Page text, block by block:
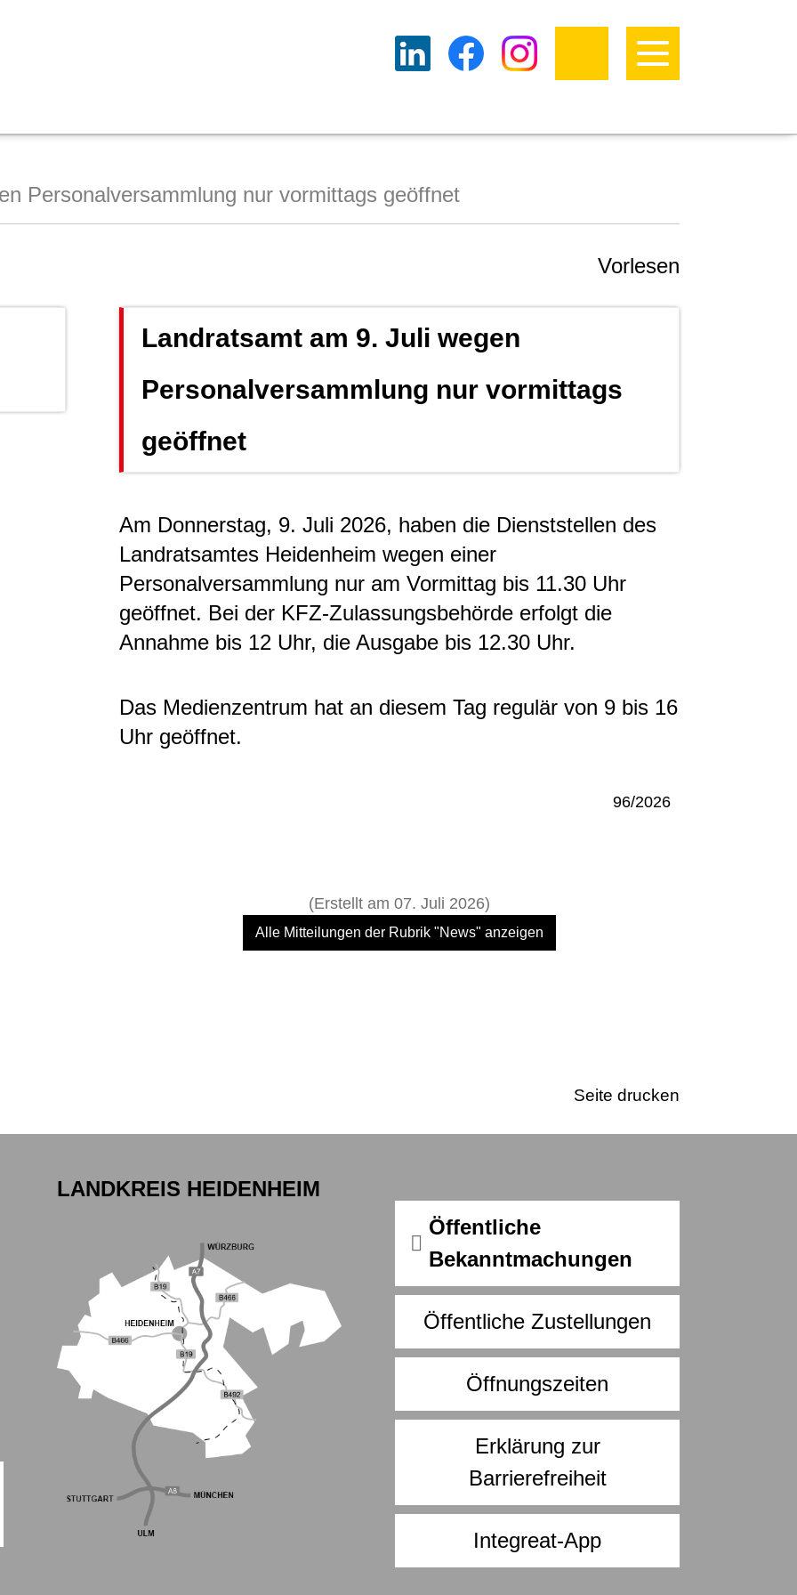
Personalversammlung nur vormittags geöffnet
Vorlesen
Landratsamt am 9. Juli wegen
Personalversammlung nur vormittags
geöffnet
Am Donnerstag, 9. Juli 2026, haben die Dienststellen des
Landratsamtes Heidenheim wegen einer
Personalversammlung nur am Vormittag bis 11.30 Uhr
geöffnet. Bei der KFZ-Zulassungsbehörde erfolgt die
Annahme bis 12 Uhr, die Ausgabe bis 12.30 Uhr.
Das Medienzentrum hat an diesem Tag regulär von 9 bis 16
Uhr geöffnet.
96/2026
(Erstellt am 07. Juli 2026)
Alle Mitteilungen der Rubrik "News" anzeigen
Seite drucken
LANDKREIS HEIDENHEIM
Öffentliche
Bekanntmachungen
Öffentliche Zustellungen
Öffnungszeiten
Erklärung zur
Barrierefreiheit
Integreat-App